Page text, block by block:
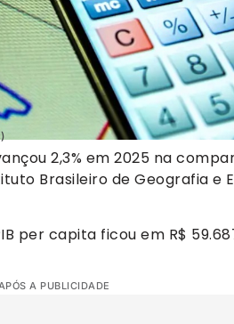
2,3% em 2025 na
Brasileiro de Geografia e
per capita ficou em R$
A PUBLICIDADE